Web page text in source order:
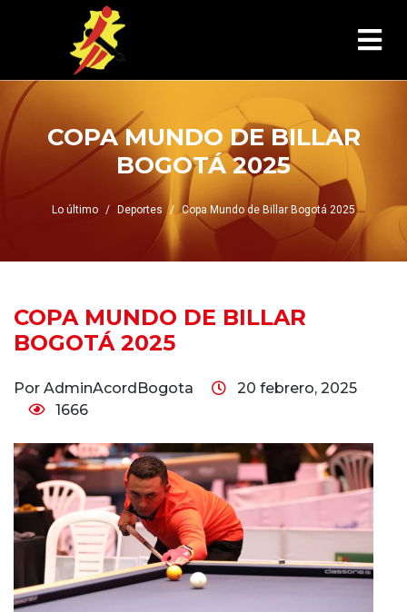
COPA MUNDO DE BILLAR
BOGOTÁ 2025
Lo último Deportes Copa Mundo de Billar Bogotá 2025
COPA MUNDO DE BILLAR
BOGOTÁ 2025
Por AdminAcordBogota
20 febrero, 2025
1666